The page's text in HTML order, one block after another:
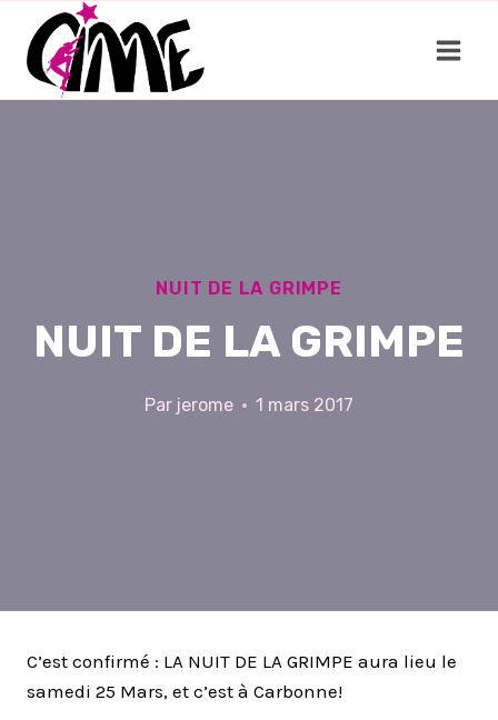
contenu
NUIT DE LA GRIMPE
NUIT DE LA GRIMPE
Par jerome 1 mars 2017
C’est confirmé : LA NUIT DE LA GRIMPE aura lieu le
samedi 25 Mars, et c’est à Carbonne!